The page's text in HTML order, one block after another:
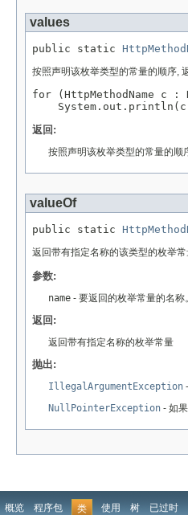
values
public static
按照声明该枚举类型的常量的顺序,
for (HttpMethodName c :
返回:
按照声明该枚举类型的常量的顺
valueOf
public static
返回带有指定名称的该类型的枚举
参数:
name - 要返回的枚举常量的名称。
返回:
返回带有指定名称的枚举常量
抛出:
IllegalArgumentException
NullPointerException - 如
概览 程序包 类 使用 树 已过时